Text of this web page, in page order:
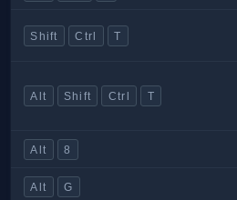
Shift Ctrl T
Alt Shift Ctrl T
Alt 8
Alt G